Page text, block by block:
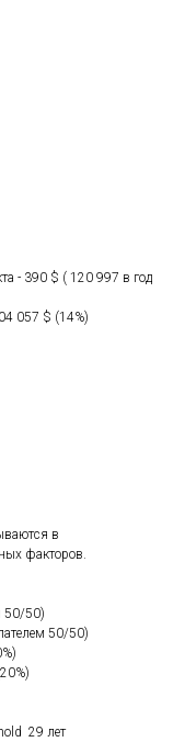
- 390 $ ( 120 997 в год
057 $ (14%)
в
факторов.
50/50)
50/50)
29 лет